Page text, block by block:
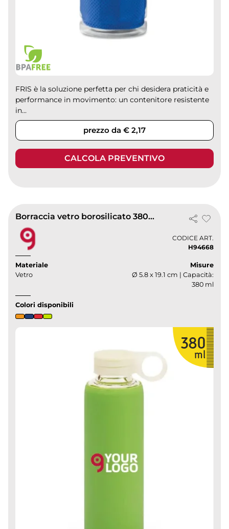
FRIS è la soluzione perfetta per chi desidera praticità e
performance in movimento: un contenitore resistente
in...
prezzo da € 2,17
CALCOLA PREVENTIVO
Borraccia vetro borosilicato 380ml con silicone colorato
CODICE ART.
H94668
Materiale
Vetro
Misure
Ø 5.8 x 19.1 cm | Capacità:
380 ml
Colori disponibili